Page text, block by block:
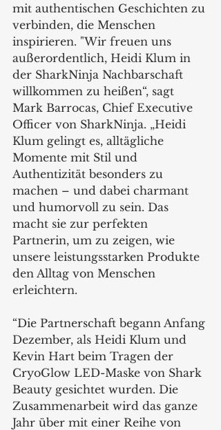
mit authentischen Geschichten zu
verbinden, die Menschen
inspirieren. "Wir freuen uns
außerordentlich, Heidi Klum in
der SharkNinja Nachbarschaft
willkommen zu heißen“, sagt
Mark Barrocas, Chief Executive
Officer von SharkNinja. „Heidi
Klum gelingt es, alltägliche
Momente mit Stil und
Authentizität besonders zu
machen – und dabei charmant
und humorvoll zu sein. Das
macht sie zur perfekten
Partnerin, um zu zeigen, wie
unsere leistungsstarken Produkte
den Alltag von Menschen
erleichtern.
“Die Partnerschaft begann Anfang
Dezember, als Heidi Klum und
Kevin Hart beim Tragen der
CryoGlow LED-Maske von Shark
Beauty gesichtet wurden. Die
Zusammenarbeit wird das ganze
Jahr über mit einer Reihe von